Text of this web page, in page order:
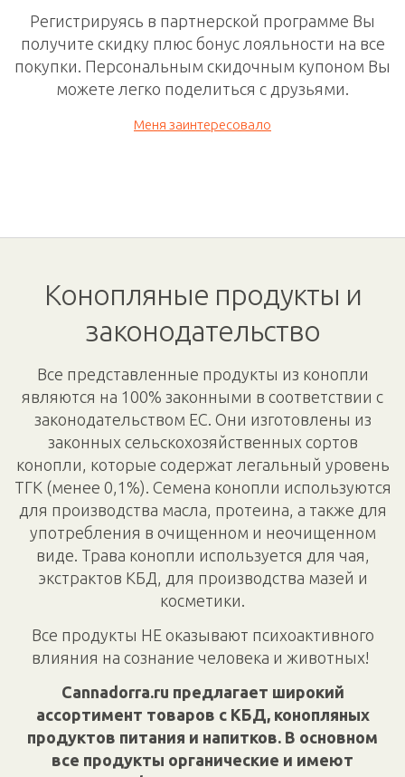
Регистрируясь в партнерской программе Вы
получите скидку плюс бонус лояльности на все
покупки. Персональным скидочным купоном Вы
можете легко поделиться с друзьями.
Меня заинтересовало
Конопляные продукты и
законодательство
Все представленные продукты из конопли
являются на 100% законными в соответствии с
законодательством ЕС. Они изготовлены из
законных сельскохозяйственных сортов
конопли, которые содержат легальный уровень
ТГК (менее 0,1%). Семена конопли используются
для производства масла, протеина, а также для
употребления в очищенном и неочищенном
виде. Трава конопли используется для чая,
экстрактов КБД, для производства мазей и
косметики.
Все продукты НЕ оказывают психоактивного
влияния на сознание человека и животных!
Cannadorra.ru предлагает широкий
ассортимент товаров с КБД, конопляных
продуктов питания и напитков. В основном
все продукты органические и имеют